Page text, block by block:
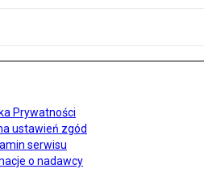
Prywatności
ustawień zgód
serwisu
o nadawcy